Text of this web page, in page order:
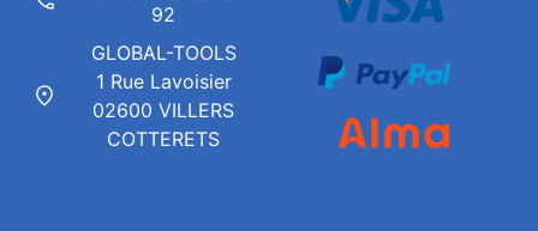
92
GLOBAL-TOOLS
1 Rue Lavoisier
02600 VILLERS
COTTERETS